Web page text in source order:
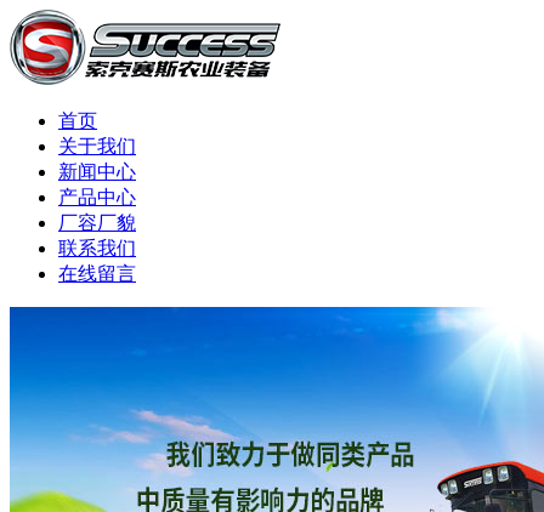
首页
关于我们
新闻中心
产品中心
厂容厂貌
联系我们
在线留言